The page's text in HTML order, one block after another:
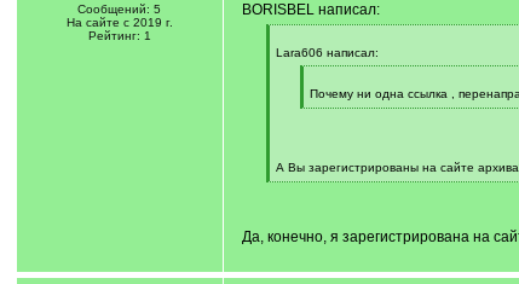
Сообщений: 5
На сайте с 2019 г.
Рейтинг: 1
BORISBEL написал:
qLara606 написал:
q
]
Почему ни одна ссылка ,
[
А Вы зарегистрированы на сайте
[
Да, конечно, я зарегистрирована на